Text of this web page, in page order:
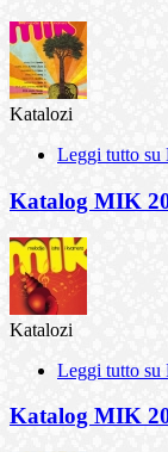
Katalozi
Leggi tutto su
Katalog MIK
Katalozi
Leggi tutto su
Katalog MIK